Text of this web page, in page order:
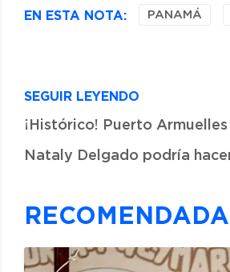
EN ESTA NOTA: PANAMÁ
SEGUIR LEYENDO
¡Histórico! Puerto
Nataly Delgado podría